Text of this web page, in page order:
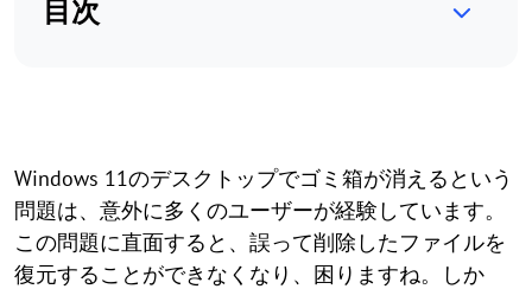
目次
Windows 11のデスクトップでゴミ箱が消えるという
問題は、意外に多くのユーザーが経験しています。
この問題に直面すると、誤って削除したファイルを
復元することができなくなり、困りますね。しか